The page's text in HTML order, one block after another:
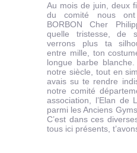
Au mois de juin, deux
du comité nous
BORBON Cher
quelle tristesse, de
verrons plus ta
entre mille, ton
longue barbe
notre siècle, tout en
avais su te rendre
notre comité
association, l’Elan de
parmi les Anciens
C’est dans ces
tous ici présents,